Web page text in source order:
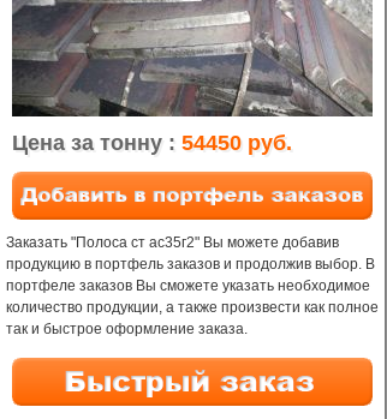
Цена за тонну : 54450 руб.
Заказать "Полоса ст ас35г2" Вы можете добавив
продукцию в портфель заказов и продолжив выбор. В
портфеле заказов Вы сможете указать необходимое
количество продукции, а также произвести как полное
так и быстрое оформление заказа.